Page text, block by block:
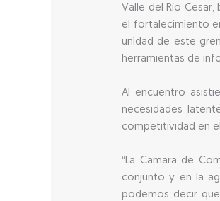
Valle del Río
el fortalecimiento
unidad de este
herramientas de
Al encuentro
necesidades
competitividad en
“La Cámara de
conjunto y en la
podemos decir